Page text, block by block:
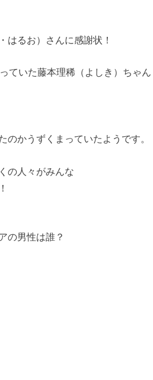
はるお）さんに感謝状！
ていた藤本理稀（よしき）ちゃ
かうずくまっていたようです。
の人々がみんな
の男性は誰？